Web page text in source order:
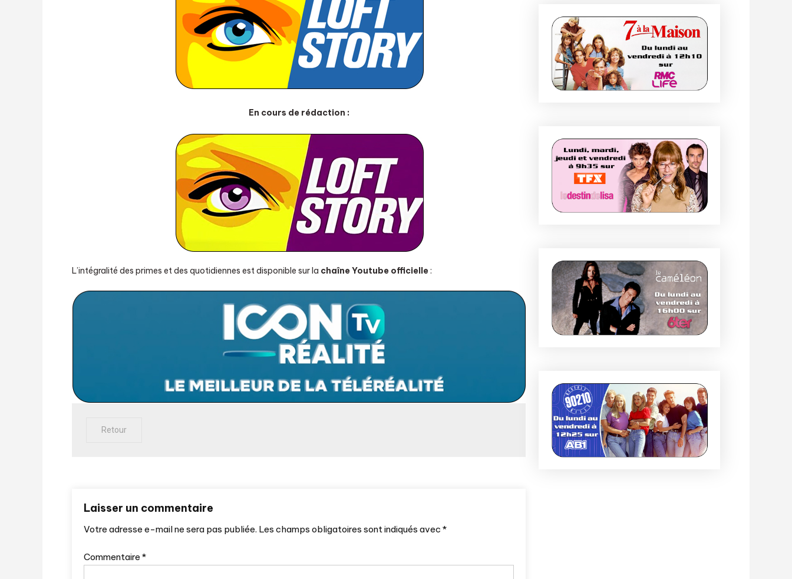
En cours de rédaction :
L’intégralité des primes et des quotidiennes est disponible sur la chaîne Youtube officielle:
Laisser un commentaire
Votre adresse e-mail ne sera pas publiée. Les champs obligatoires sont indiqués avec *
Commentaire *